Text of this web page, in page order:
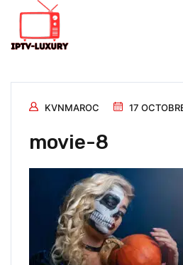
KVNMAROC 17
movie-8